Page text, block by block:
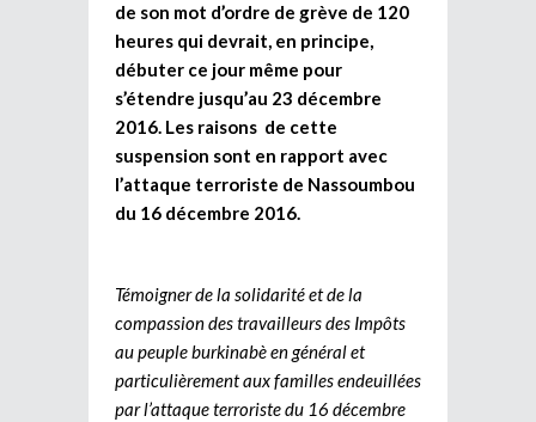
de son mot d’ordre de grève de 120
heures qui devrait, en principe,
débuter ce jour même pour
s’étendre jusqu’au 23 décembre
2016. Les raisons de cette
suspension sont en rapport avec
l’attaque terroriste de Nassoumbou
du 16 décembre 2016.
Témoigner de la solidarité et de la
compassion des travailleurs des Impôts
au peuple burkinabè en général et
particulièrement aux familles endeuillées
par l’attaque terroriste du 16 décembre